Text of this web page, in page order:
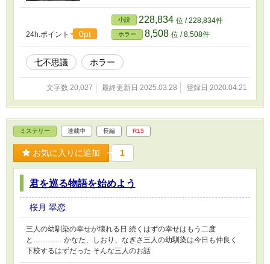
24h.ポイント 0pt
小説 228,834 位 / 228,834件
ホラー 8,508 位 / 8,508件
七不思議 ホラー
文字数 20,027 最終更新日 2025.03.28 登録日 2020.04.21
ミステリー 連載中 長編 R15
お気に入りに追加 1
君を巡る物語を始めよう
桜月 翠恋
三人の幼馴染の幸せが壊れる日 続くはずの幸せはもう二度
と………… かなた、しおり、なぎさ三人の幼馴染は今日も仲良く
下校するはずだった そんな三人のお話